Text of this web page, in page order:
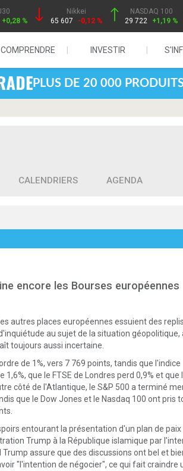
+0,28 %
Nikkei
65 607
-0,12 %
NASDAQ 100
29 722
+1,19 %
COMPRENDRE INVESTIR
PLUS DE 20 000
CALENDRIERS AGENDA
encore les Bourses européennes
autres places européennes essuient des
au sujet de la situation géopolitique,
toujours aussi incertaine.
de 1%, vers 7 769 points, tandis que l'indice
que le FTSE de Londres perd 0,9% et que
côté de l'Atlantique, le S&P 500 a terminé
que le Dow Jones et le Nasdaq 100 ont pris
entourant la présentation d'un plan de paix
Trump à la République islamique par
assure que des discussions ont bel et
"l'intention de négocier", ce qui fait craindre